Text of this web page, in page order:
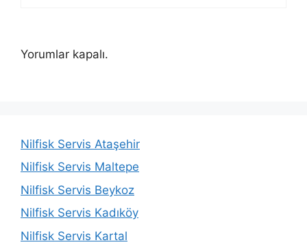
Yorumlar kapalı.
Nilfisk Servis Ataşehir
Nilfisk Servis Maltepe
Nilfisk Servis Beykoz
Nilfisk Servis Kadıköy
Nilfisk Servis Kartal